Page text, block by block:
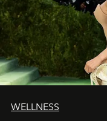
WELLNESS